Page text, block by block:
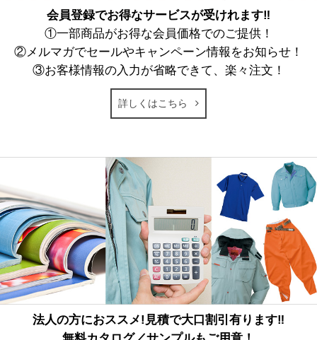
会員登録でお得なサービスが受けれます‼
①一部商品がお得な会員価格でのご提供！
②メルマガでセールやキャンペーン情報をお知らせ！
③お客様情報の入力が省略できて、楽々注文！
詳しくはこちら
法人の方におススメ!見積で大口割引有ります‼